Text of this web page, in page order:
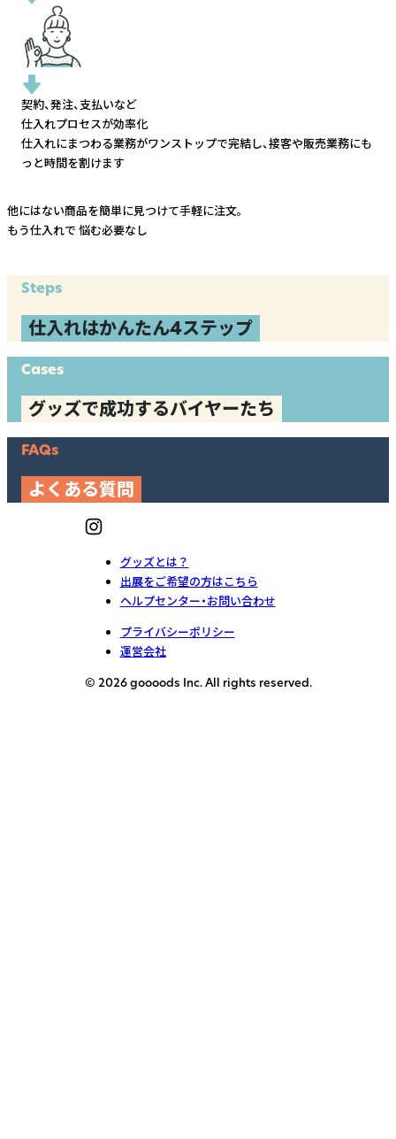
契約、発注、支払いなど
仕入れプロセスが効率化
仕入れにまつわる業務がワンストップで完結し、接客や販売業務にも
っと時間を割けます
他にはない商品を簡単に見つけて手軽に注文。
もう仕入れで 悩む必要なし
Steps
仕入れはかんたん4ステップ
Cases
グッズで成功するバイヤーたち
FAQs
よくある質問
グッズとは？
出展をご希望の方はこちら
ヘルプセンター・お問い合わせ
プライバシーポリシー
運営会社
© 2026 goooods Inc. All rights reserved.